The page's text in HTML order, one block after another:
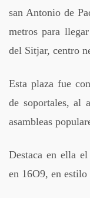
san Antonio de
metros para
del Sitjar, centro
Esta plaza fue
de soportales, al
asambleas
Destaca en ella
en 16O9, en estilo